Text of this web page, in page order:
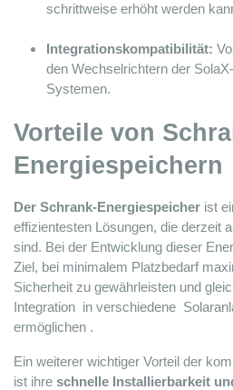
schrittweise erhöht werden
Integrationskompatibilität:
den Wechselrichtern der
Systemen.
Vorteile von
Energiespeichern
Der Schrank-Energiespeicher ist
effizientesten Lösungen, die derzeit
sind. Bei der Entwicklung dieser
Ziel, bei minimalem Platzbedarf
Sicherheit zu gewährleisten und
Integration in verschiedene
ermöglichen .
Ein weiterer wichtiger Vorteil der
ist ihre schnelle Installierbarkeit